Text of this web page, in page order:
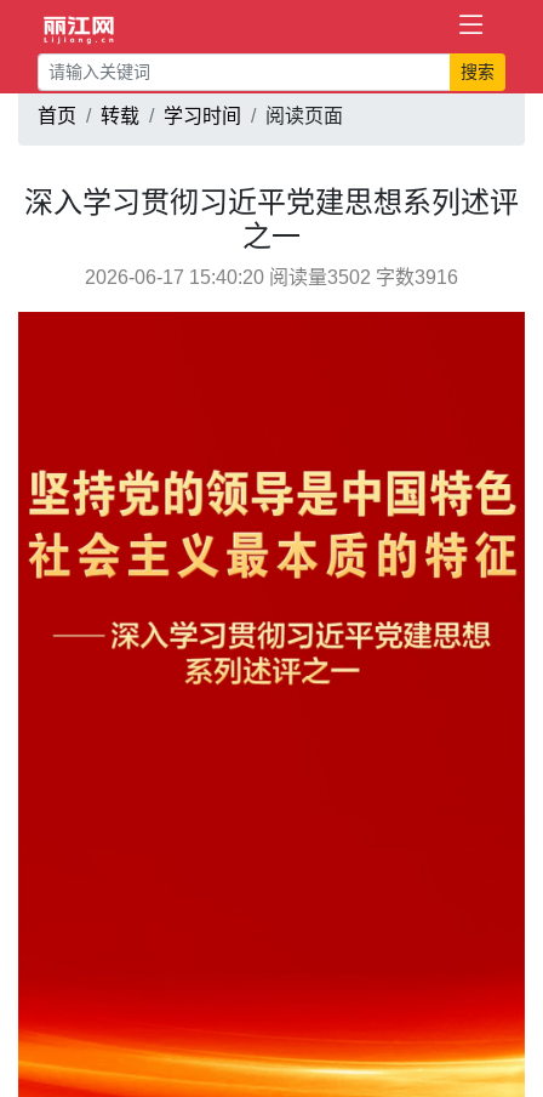
搜索
首页 转载 学习时间 阅读页面
深入学习贯彻习近平党建思想系列述评
之一
2026-06-17 15:40:20 阅读量3502 字数3916